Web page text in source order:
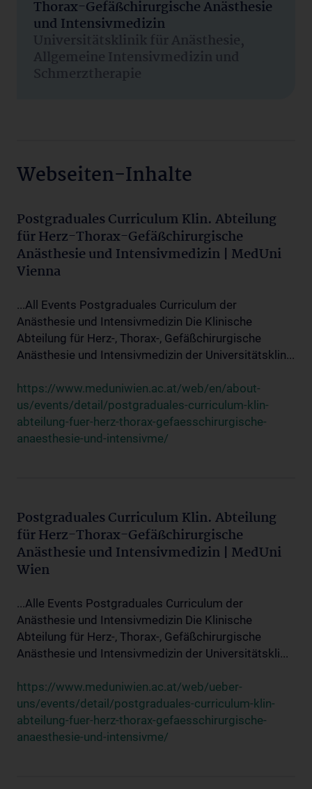
Thorax-Gefäßchirurgische Anästhesie
und Intensivmedizin
Universitätsklinik für Anästhesie,
Allgemeine Intensivmedizin und
Schmerztherapie
Webseiten-Inhalte
Postgraduales Curriculum Klin. Abteilung
für Herz-Thorax-Gefäßchirurgische
Anästhesie und Intensivmedizin | MedUni
Vienna
...All Events Postgraduales Curriculum der
Anästhesie und Intensivmedizin Die Klinische
Abteilung für Herz-, Thorax-, Gefäßchirurgische
Anästhesie und Intensivmedizin der Universitätsklin...
https://www.meduniwien.ac.at/web/en/about-
us/events/detail/postgraduales-curriculum-klin-
abteilung-fuer-herz-thorax-gefaesschirurgische-
anaesthesie-und-intensivme/
Postgraduales Curriculum Klin. Abteilung
für Herz-Thorax-Gefäßchirurgische
Anästhesie und Intensivmedizin | MedUni
Wien
...Alle Events Postgraduales Curriculum der
Anästhesie und Intensivmedizin Die Klinische
Abteilung für Herz-, Thorax-, Gefäßchirurgische
Anästhesie und Intensivmedizin der Universitätskli...
https://www.meduniwien.ac.at/web/ueber-
uns/events/detail/postgraduales-curriculum-klin-
abteilung-fuer-herz-thorax-gefaesschirurgische-
anaesthesie-und-intensivme/